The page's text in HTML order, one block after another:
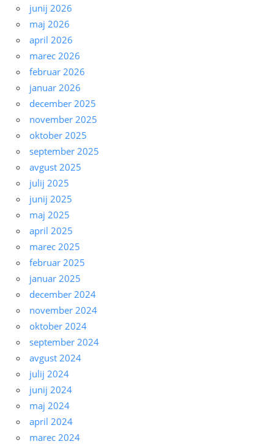
junij 2026
maj 2026
april 2026
marec 2026
februar 2026
januar 2026
december 2025
november 2025
oktober 2025
september 2025
avgust 2025
julij 2025
junij 2025
maj 2025
april 2025
marec 2025
februar 2025
januar 2025
december 2024
november 2024
oktober 2024
september 2024
avgust 2024
julij 2024
junij 2024
maj 2024
april 2024
marec 2024